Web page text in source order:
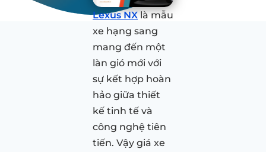
Lexus NXlà mẫu
xe hạng sang
mang đến một
làn gió mới với
sự kết hợp hoàn
hảo giữa thiết
kế tinh tế và
công nghệ tiên
tiến. Vậy giá xe